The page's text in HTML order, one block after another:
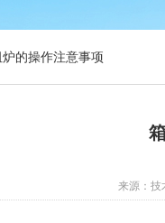
的操作注意事项
来源：